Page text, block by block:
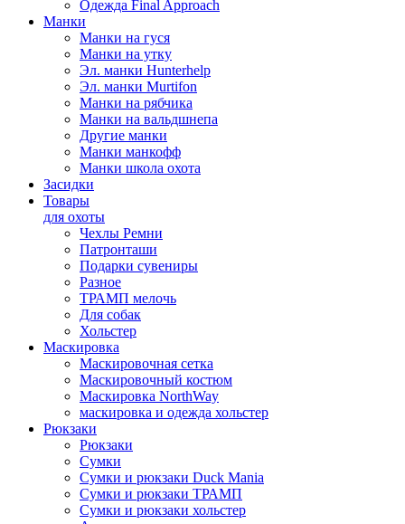
Одежда Final Approach
Манки
Манки на гуся
Манки на утку
Эл. манки Hunterhelp
Эл. манки Murtifon
Манки на рябчика
Манки на вальдшнепа
Другие манки
Манки манкофф
Манки школа охота
Засидки
Товары
для охоты
Чехлы Ремни
Патронташи
Подарки сувениры
Разное
ТРАМП мелочь
Для собак
Хольстер
Маскировка
Маскировочная сетка
Маскировочный костюм
Маскировка NorthWay
маскировка и одежда хольстер
Рюкзаки
Рюкзаки
Сумки
Сумки и рюкзаки Duck Mania
Сумки и рюкзаки ТРАМП
Сумки и рюкзаки хольстер